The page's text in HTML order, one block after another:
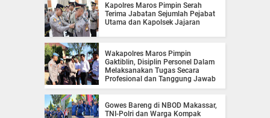
Kapolres Maros Pimpin Serah
Terima Jabatan Sejumlah Pejabat
Utama dan Kapolsek Jajaran
Wakapolres Maros Pimpin
Gaktiblin, Disiplin Personel Dalam
Melaksanakan Tugas Secara
Profesional dan Tanggung Jawab
Gowes Bareng di NBOD Makassar,
TNI-Polri dan Warga Kompak